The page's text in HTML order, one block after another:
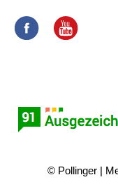
© Pollinger